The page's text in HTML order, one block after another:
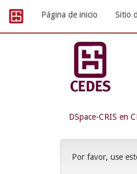
navigation
Página de inicio Sitio
DSpace-CRIS en
Por favor, use